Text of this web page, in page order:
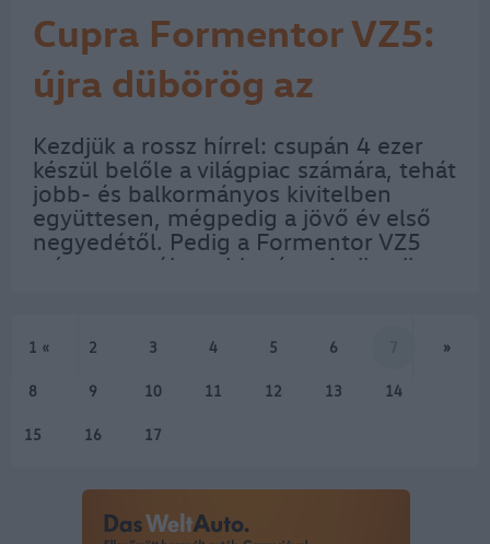
Cupra Formentor VZ5:
újra dübörög az
ikonikus öthengeres
Kezdjük a rossz hírrel: csupán 4 ezer
készül belőle a világpiac számára, tehát
jobb- és balkormányos kivitelben
együttesen, mégpedig a jövő év első
negyedétől. Pedig a Formentor VZ5
szíve az autóipar ritkasága. Az ikonikus
«
1 2 3 4 5 6
8 9 10 11 12 13 14
15 16 17
»